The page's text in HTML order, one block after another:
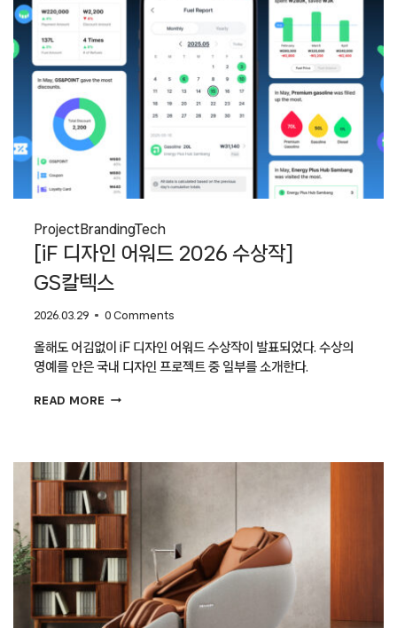
ProjectBrandingTech
[iF 디자인 어워드 2026 수상작]
GS칼텍스
2026.03.29 0 Comments
올해도 어김없이 iF 디자인 어워드 수상작이 발표되었다. 수상의
영예를 안은 국내 디자인 프로젝트 중 일부를 소개한다.
READ MORE [IF
GS칼텍스